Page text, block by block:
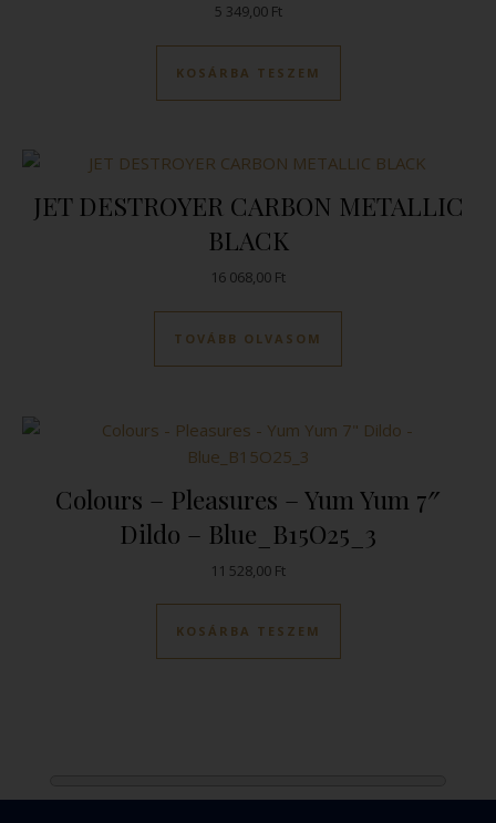
5 349,00 Ft
KOSÁRBA TESZEM
JET DESTROYER CARBON METALLIC
BLACK
16 068,00 Ft
TOVÁBB OLVASOM
Colours – Pleasures – Yum Yum 7″
Dildo – Blue_B15O25_3
11 528,00 Ft
KOSÁRBA TESZEM